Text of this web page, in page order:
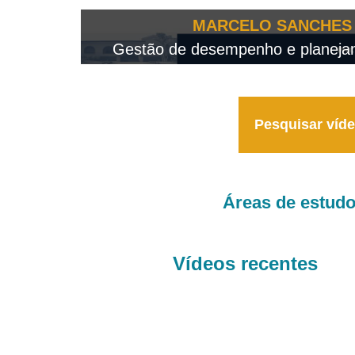
MARCELO
Gestão de desempenho e
Pesquisar
Áreas de estudo
Vídeos recentes